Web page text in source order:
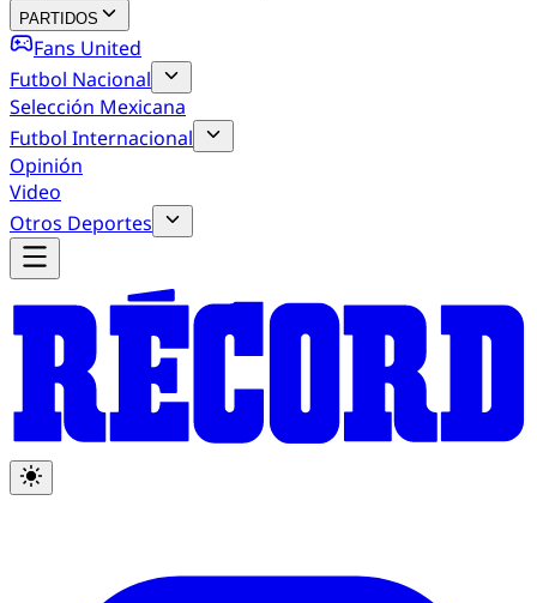
PARTIDOS
Fans United
Futbol Nacional
Selección Mexicana
Futbol Internacional
Opinión
Video
Otros Deportes